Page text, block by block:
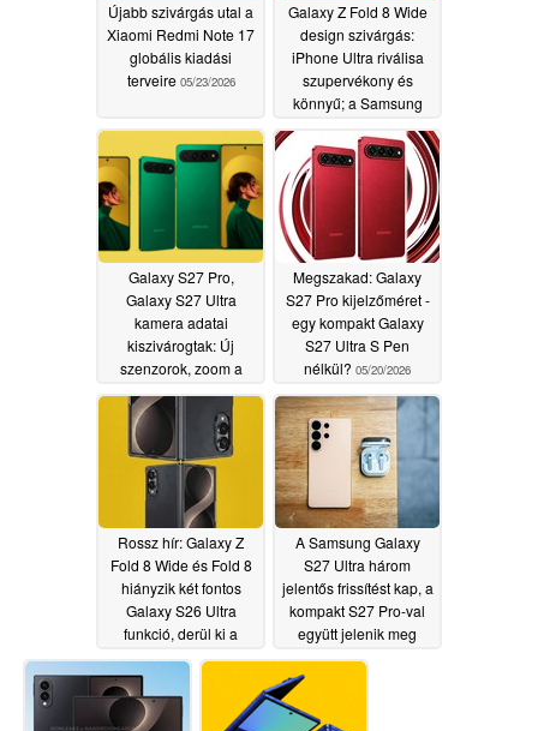
Újabb szivárgás utal a
Xiaomi Redmi Note 17
globális kiadási
terveire 05/23/2026
Galaxy Z Fold 8 Wide
design szivárgás:
iPhone Ultra riválisa
szupervékony és
könnyű; a Samsung
Apple győzzön
05/22/2026
Galaxy S27 Pro,
Galaxy S27 Ultra
kamera adatai
kiszivárogtak: Új
szenzorok, zoom a
05/21/2026
Megszakad: Galaxy
S27 Pro kijelzőméret -
egy kompakt Galaxy
S27 Ultra S Pen
nélkül? 05/20/2026
Rossz hír: Galaxy Z
Fold 8 Wide és Fold 8
hiányzik két fontos
Galaxy S26 Ultra
funkció, derül ki a
05/20/2026
A Samsung Galaxy
S27 Ultra három
jelentős frissítést kap, a
kompakt S27 Pro-val
együtt jelenik meg
05/19/2026